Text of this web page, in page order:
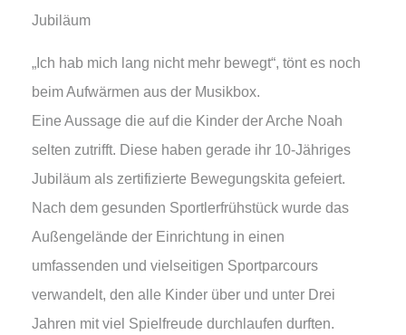
Jubiläum
„Ich hab mich lang nicht mehr bewegt“, tönt es noch
beim Aufwärmen aus der Musikbox.
Eine Aussage die auf die Kinder der Arche Noah
selten zutrifft. Diese haben gerade ihr 10-Jähriges
Jubiläum als zertifizierte Bewegungskita gefeiert.
Nach dem gesunden Sportlerfrühstück wurde das
Außengelände der Einrichtung in einen
umfassenden und vielseitigen Sportparcours
verwandelt, den alle Kinder über und unter Drei
Jahren mit viel Spielfreude durchlaufen durften.